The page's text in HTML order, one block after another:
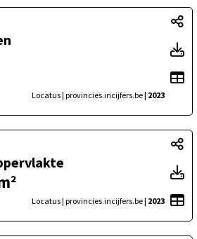
Locatus | provincies.incijfers.be| 2023
Locatus | provincies.incijfers.be| 2023